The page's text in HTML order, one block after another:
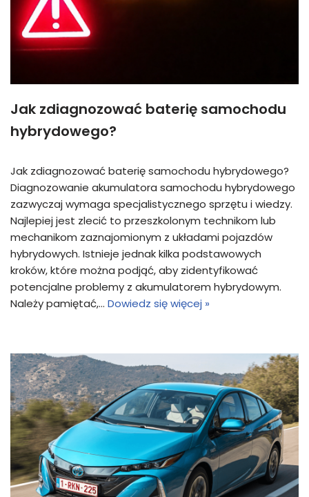
Jak zdiagnozować baterię samochodu
hybrydowego?
Jak zdiagnozować baterię samochodu hybrydowego?
Diagnozowanie akumulatora samochodu hybrydowego
zazwyczaj wymaga specjalistycznego sprzętu i wiedzy.
Najlepiej jest zlecić to przeszkolonym technikom lub
mechanikom zaznajomionym z układami pojazdów
hybrydowych. Istnieje jednak kilka podstawowych
kroków, które można podjąć, aby zidentyfikować
potencjalne problemy z akumulatorem hybrydowym.
Należy pamiętać,… Dowiedz się więcej »